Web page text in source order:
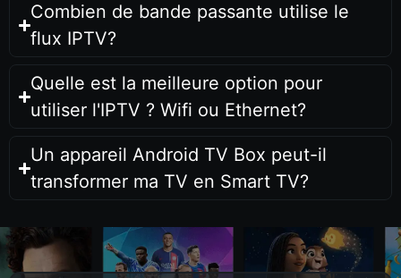
Combien de bande passante utilise le
flux IPTV?
Quelle est la meilleure option pour
utiliser l'IPTV ? Wifi ou Ethernet?
Un appareil Android TV Box peut-il
transformer ma TV en Smart TV?